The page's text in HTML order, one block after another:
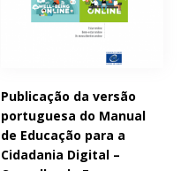
Publicação da versão
portuguesa do Manual
de Educação para a
Cidadania Digital –